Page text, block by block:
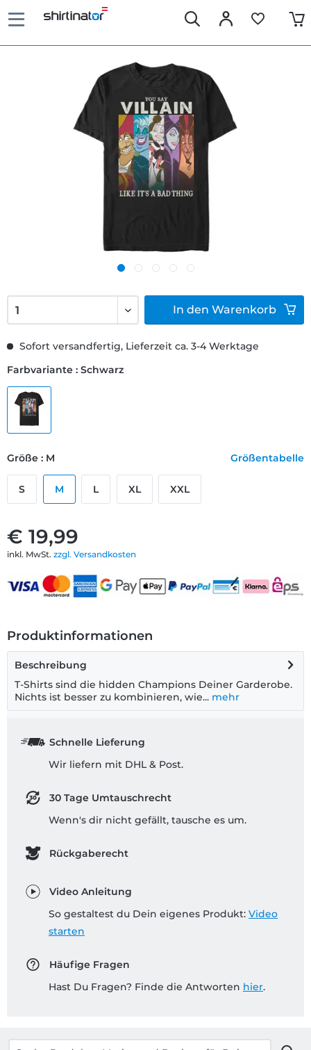
€ 19,99
inkl. MwSt. zzgl. Versandkosten
Sofort versandfertig, Lieferzeit ca. 3-4 Werktage
Farbvariante : Schwarz
Größe : M Größentabelle
S M L XL XXL
In den Warenkorb
Produktinformationen
Beschreibung
T-Shirts sind die hidden Champions Deiner Garderobe.
Nichts ist besser zu kombinieren, wie... mehr
Schnelle Lieferung
Wir liefern mit DHL & Post.
30 Tage Umtauschrecht
Wenn's dir nicht gefällt, tausche es um.
Rückgaberecht
Video Anleitung
So gestaltest du Dein eigenes Produkt: Video
starten
Häufige Fragen
Hast Du Fragen? Finde die Antworten hier.